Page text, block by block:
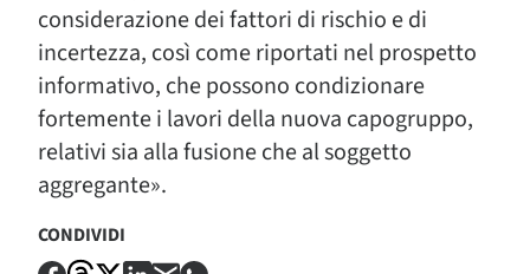
considerazione dei fattori di rischio e di
incertezza, così come riportati nel prospetto
informativo, che possono condizionare
fortemente i lavori della nuova capogruppo,
relativi sia alla fusione che al soggetto
aggregante».
CONDIVIDI